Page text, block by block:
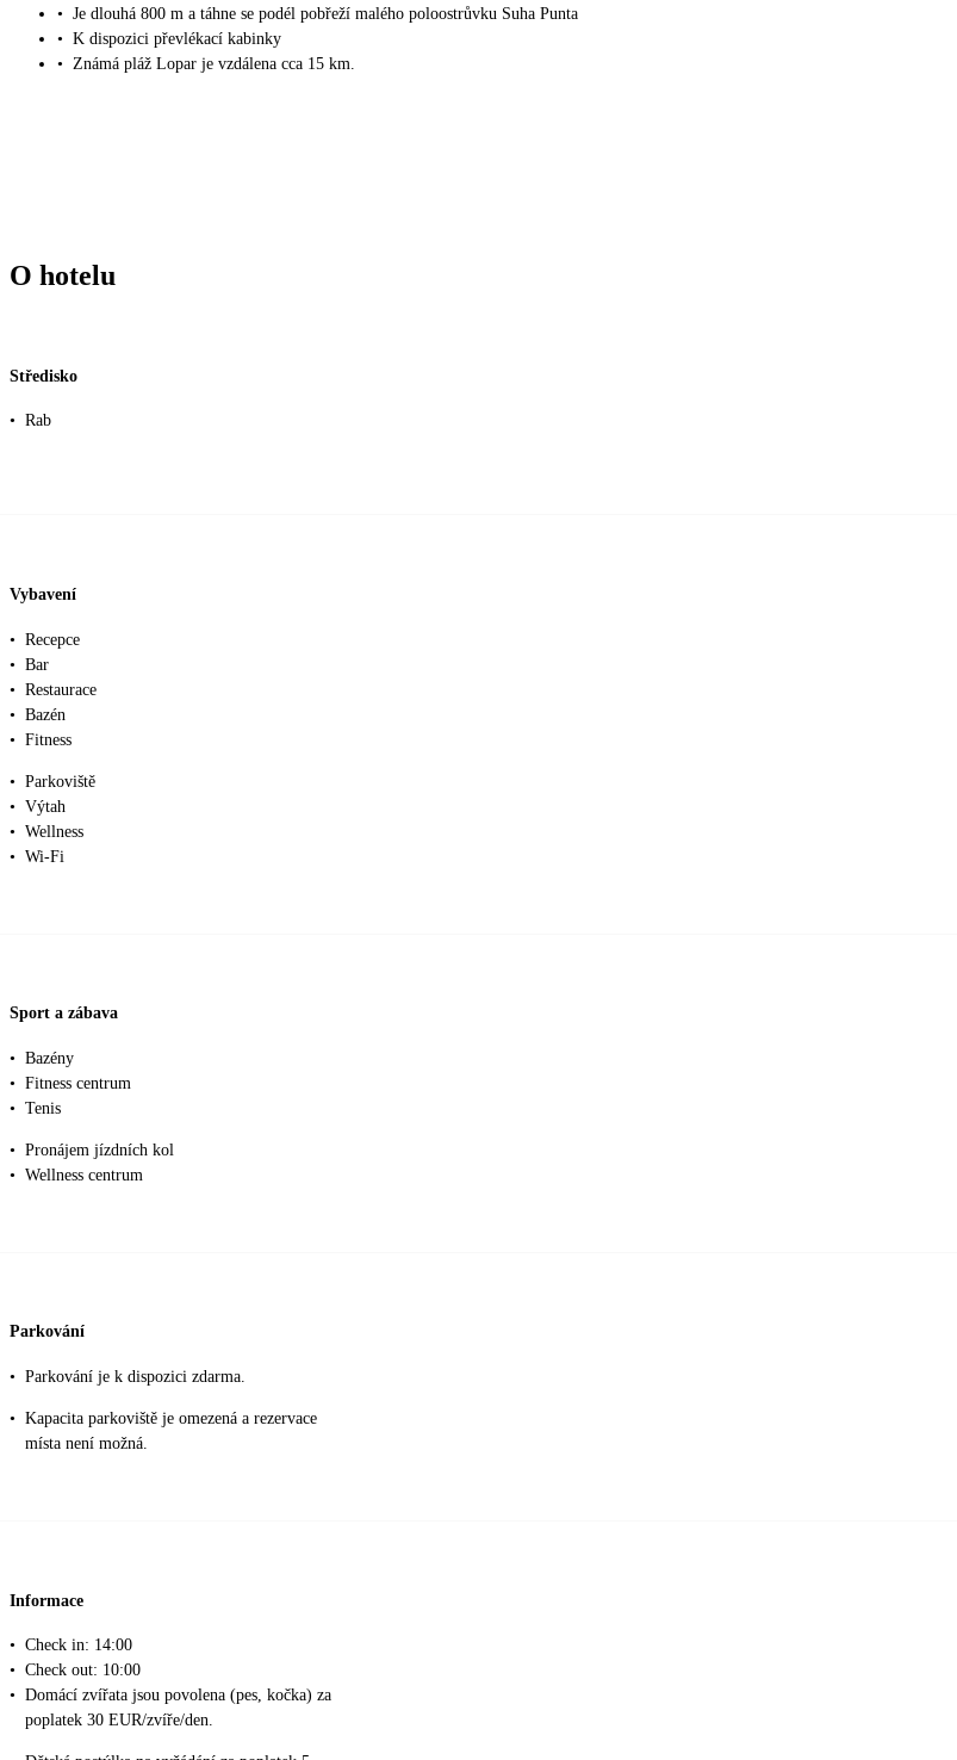
• Je dlouhá 800 m a táhne se podél pobřeží malého poloostrůvku Suha Punta
• K dispozici převlékací kabinky
• Známá pláž Lopar je vzdálena cca 15 km.
O hotelu
Středisko
• Rab
Vybavení
• Recepce
• Bar
• Restaurace
• Bazén
• Fitness
• Parkoviště
• Výtah
• Wellness
• Wi-Fi
Sport a zábava
• Bazény
• Fitness centrum
• Tenis
• Pronájem jízdních kol
• Wellness centrum
Parkování
• Parkování je k dispozici zdarma.
• Kapacita parkoviště je omezená a rezervace
místa není možná.
Informace
• Check in: 14:00
• Check out: 10:00
• Domácí zvířata jsou povolena (pes, kočka) za
poplatek 30 EUR/zvíře/den.